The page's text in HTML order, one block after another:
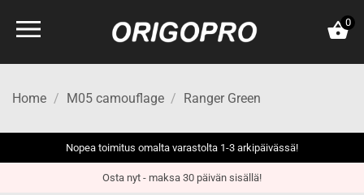
0
Home / M05 camouflage / Ranger Green
Nopea toimitus omalta varastolta 1-3 arkipäivässä!
Osta nyt - maksa 30 päivän sisällä!